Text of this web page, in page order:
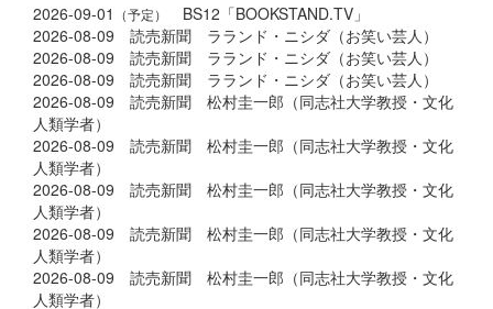
2026-09-01 （予定）
BS12「BOOKSTAND.TV」
2026-08-09 読売新聞 ラランド・ニシダ（お笑い芸人）
2026-08-09 読売新聞 ラランド・ニシダ（お笑い芸人）
2026-08-09 読売新聞 ラランド・ニシダ（お笑い芸人）
2026-08-09 読売新聞 松村圭一郎（同志社大学教授・文化
人類学者）
2026-08-09 読売新聞 松村圭一郎（同志社大学教授・文化
人類学者）
2026-08-09 読売新聞 松村圭一郎（同志社大学教授・文化
人類学者）
2026-08-09 読売新聞 松村圭一郎（同志社大学教授・文化
人類学者）
2026-08-09 読売新聞 松村圭一郎（同志社大学教授・文化
人類学者）